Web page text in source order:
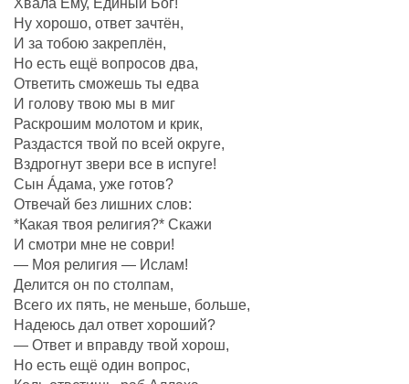
Хвала Ему, Единый Бог!
Ну хорошо, ответ зачтëн,
И за тобою закреплëн,
Но есть ещё вопросов два,
Ответить сможешь ты едва
И голову твою мы в миг
Раскрошим молотом и крик,
Раздастся твой по всей округе,
Вздрогнут звери все в испуге!
Сын Áдама, уже готов?
Отвечай без лишних слов:
*Какая твоя религия?* Скажи
И смотри мне не соври!
— Моя религия — Ислам!
Делится он по столпам,
Всего их пять, не меньше, больше,
Надеюсь дал ответ хороший?
— Ответ и вправду твой хорош,
Но есть ещё один вопрос,